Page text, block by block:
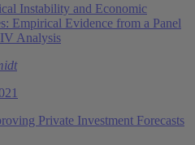
Instability and Economic
Empirical Evidence from a Panel
Analysis
Private Investment Forecasts